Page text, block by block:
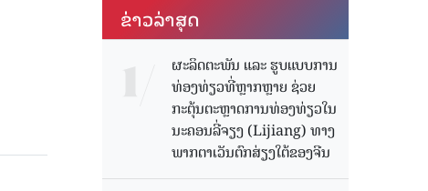
ຂ່າວ​ລ່າ​ສຸດ
ຜະລິດຕະພັນ ແລະ ຮູບແບບການ
ທ່ອງທ່ຽວທີ່ຫຼາກຫຼາຍ ຊ່ວຍ
ກະຕຸ້ນຕະຫຼາດການທ່ອງທ່ຽວໃນ
ນະຄອນລີ່ຈຽງ (Lijiang) ທາງ
ພາກຕາເວັນຕົກສ່ຽງໃຕ້ຂອງຈີນ